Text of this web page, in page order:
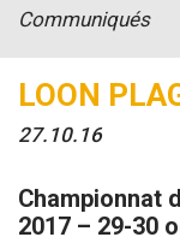
LOON
27.10.16
Communiqués
Championnat
2017 – 29-30